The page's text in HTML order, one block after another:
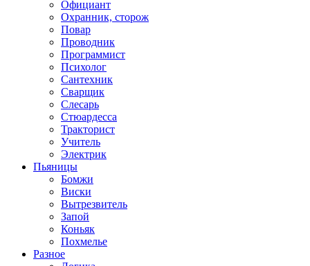
Официант
Охранник, сторож
Повар
Проводник
Программист
Психолог
Сантехник
Сварщик
Слесарь
Стюардесса
Тракторист
Учитель
Электрик
Пьяницы
Бомжи
Виски
Вытрезвитель
Запой
Коньяк
Похмелье
Разное